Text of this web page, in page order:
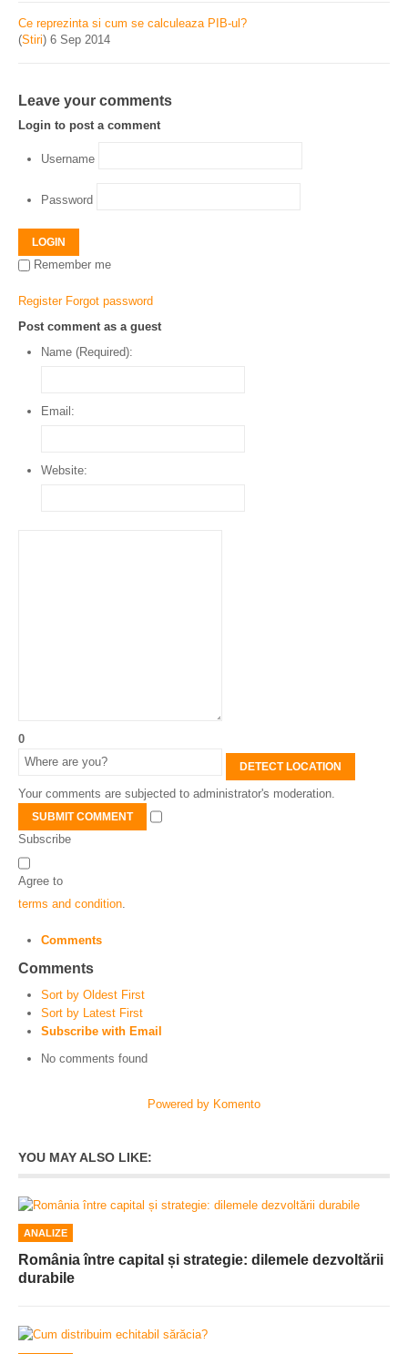
Ce reprezinta si cum se calculeaza PIB-ul?
(Stiri) 6 Sep 2014
Leave your comments
Login to post a comment
Username
Password
LOGIN
Remember me
Register Forgot password
Post comment as a guest
Name (Required):
Email:
Website:
0
DETECT LOCATION
Your comments are subjected to administrator's moderation.
SUBMIT COMMENT
Subscribe
Agree to
terms and condition
Comments
Comments
Sort by Oldest First
Sort by Latest First
Subscribe with Email
No comments found
Powered by Komento
YOU MAY ALSO LIKE:
ANALIZE
România între capital și strategie: dilemele dezvoltării
durabile